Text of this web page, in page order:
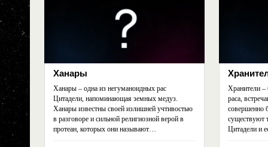
Ханары
Ханары – одна из негуманоидных рас
Цитадели, напоминающая земных медуз.
Ханары известны своей излишней учтивостью
в разговоре и сильной религиозной верой в
протеан, которых они называют…
Хранители –
раса,
совершенно
существуют
Цитадели и